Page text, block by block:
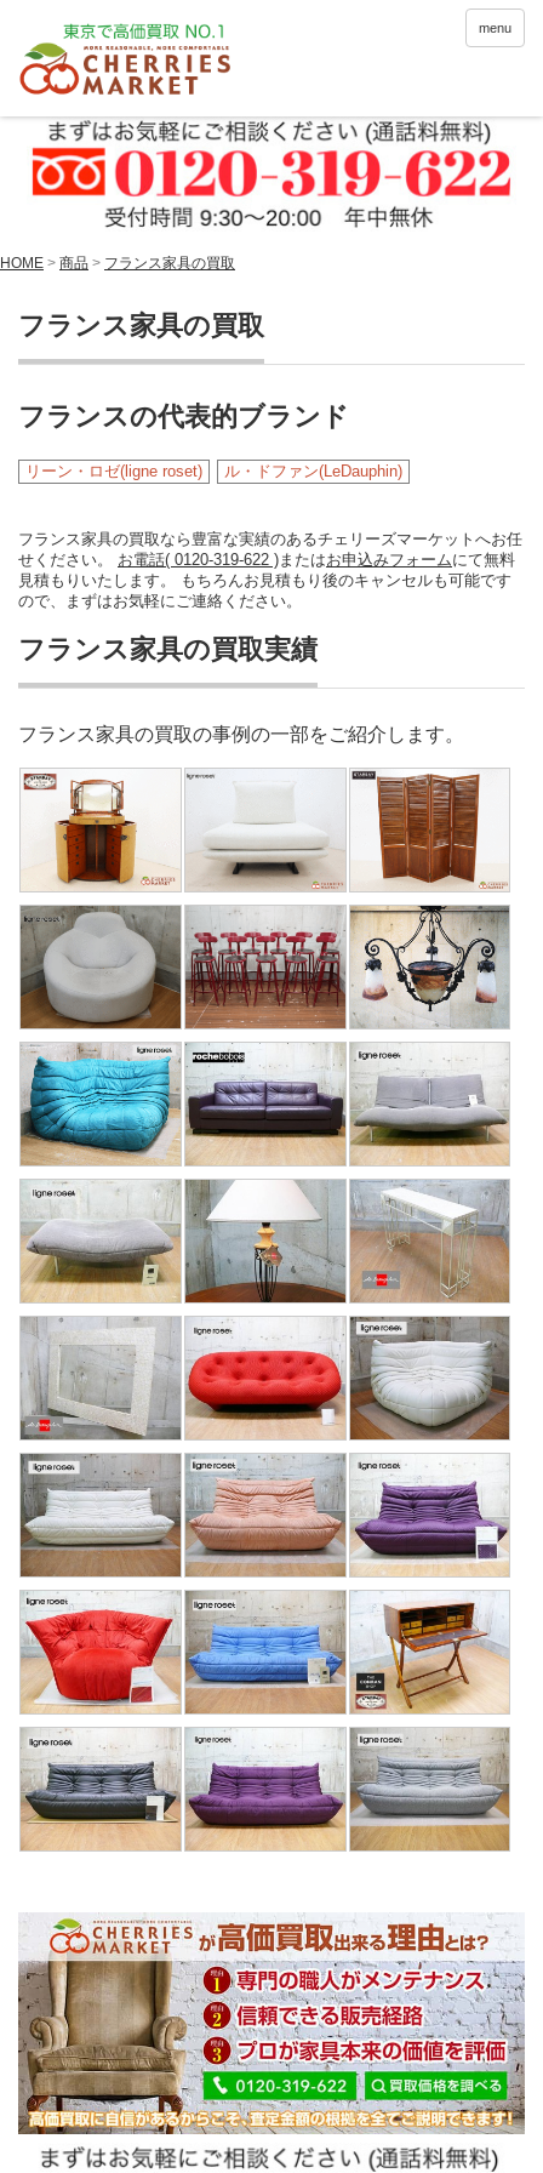
menu
HOME > 商品 > フランス家具の買取
フランス家具の買取
フランスの代表的ブランド
リーン・ロゼ(ligne roset) ル・ドファン(LeDauphin)
フランス家具の買取なら豊富な実績のあるチェリーズマーケットへお任
せください。 お電話( 0120-319-622 )またはお申込みフォームにて無料
見積もりいたします。 もちろんお見積もり後のキャンセルも可能です
ので、まずはお気軽にご連絡ください。
フランス家具の買取実績
フランス家具の買取の事例の一部をご紹介します。